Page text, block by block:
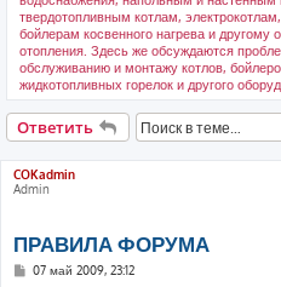
твердотопливным котлам,
бойлерам косвенного нагрева и
отопления. Здесь же обсуждаются
обслуживанию и монтажу котлов,
жидкотопливных горелок и другого
Ответить
COKadmin
Admin
ПРАВИЛА ФОРУМА
С07 май 2009, 23:12